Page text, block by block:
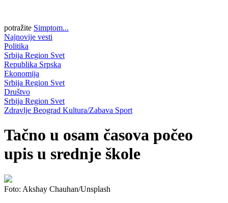
potražite Simptom...
Najnovije vesti
Politika
Srbija Region Svet
Republika Srpska
Ekonomija
Srbija Region Svet
Društvo
Srbija Region Svet
Zdravlje Beograd Kultura/Zabava Sport
Tačno u osam časova počeo
upis u srednje škole
Foto: Akshay Chauhan/Unsplash